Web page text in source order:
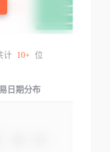
计 10+ 位
日期分布